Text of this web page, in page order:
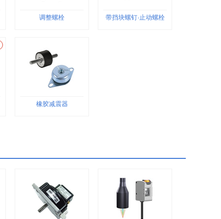
调整螺栓 带挡块螺钉·止动螺栓
橡胶减震器